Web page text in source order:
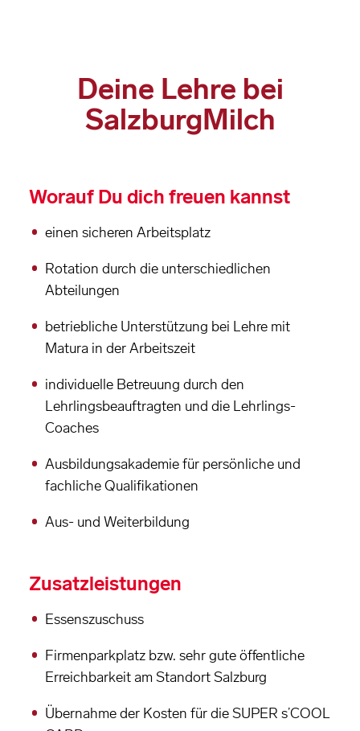
Deine Lehre bei
SalzburgMilch
Worauf Du dich freuen kannst
einen sicheren Arbeitsplatz
Rotation durch die unterschiedlichen
Abteilungen
betriebliche Unterstützung bei Lehre mit
Matura in der Arbeitszeit
individuelle Betreuung durch den
Lehrlingsbeauftragten und die Lehrlings-
Coaches
Ausbildungsakademie für persönliche und
fachliche Qualifikationen
Aus- und Weiterbildung
Zusatzleistungen
Essenszuschuss
Firmenparkplatz bzw. sehr gute öffentliche
Erreichbarkeit am Standort Salzburg
Übernahme der Kosten für die SUPER s’COOL